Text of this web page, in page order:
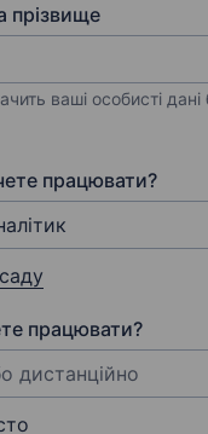
прізвище
ваші особисті
працювати?
працювати?